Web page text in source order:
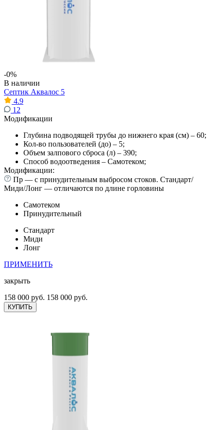
-0%
В наличии
Септик Аквалос 5
4.9
12
Модификации
Глубина подводящей трубы до нижнего края (см) – 60;
Кол-во пользователей (до) – 5;
Объем залпового сброса (л) – 390;
Способ водоотведения – Самотеком;
Модификации:
Пр — с принудительным выбросом стоков. Стандарт/
Миди/Лонг — отличаются по длине горловины
Самотеком
Принудительный
Стандарт
Миди
Лонг
ПРИМЕНИТЬ
закрыть
158 000 руб. 158 000 руб.
КУПИТЬ